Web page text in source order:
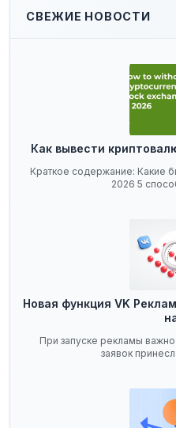
СВЕЖИЕ НОВОСТИ
Как вывести
Краткое содержание: Какие
2026 5
Новая функция VK
При запуске рекламы
заявок